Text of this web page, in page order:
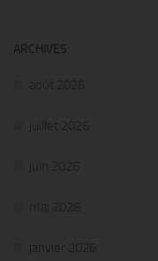
ARCHIVES
août 2026
juillet 2026
juin 2026
mai 2026
janvier 2026